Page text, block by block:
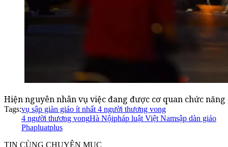
Hiện nguyên nhân vụ việc đang được cơ quan chức
Tags:vụ sập giàn giáo ít nhất 4 người thương vong
4 người thương vongHà Nộipháp luật Việt Namsập dàn giáo
Phapluatplus
TIN CÙNG CHUYÊN MỤC